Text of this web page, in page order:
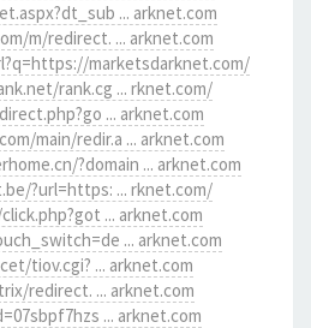
... arknet.com
m/redirect. ... arknet.com
marketsdarknet.com/
rank.cg ... rknet.com/
... arknet.com
main/redir.a ... arknet.com
?domain ... arknet.com
?url=https: ... rknet.com/
... arknet.com
... arknet.com
tiov.cgi? ... arknet.com
redirect. ... arknet.com
... arknet.com